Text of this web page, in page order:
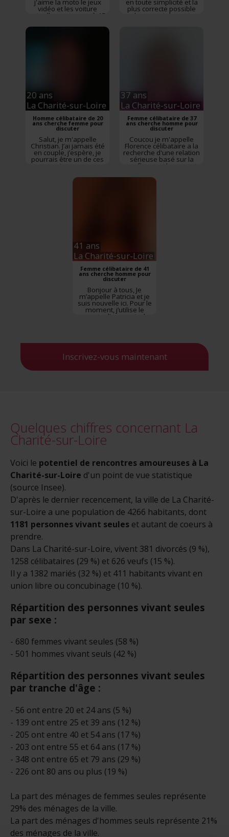
j'aime la moto le jeux
vidéo et les voiture
actuellement g une à 45
en toute simplicité et la
plus correcte possible
car le respect des autres
20 ans
La Charité-sur-Loire
Homme célibataire de 20
ans cherche femme pour
discuter
Salut, je m'appelle
Christian. J’ai jamais été
en couple, j’espère, je
pourrais être un de ces
jours
37 ans
La Charité-sur-Loire
Femme célibataire de 37
ans cherche homme pour
discuter
Coucou je m'appelle
Florence célibataire a la
recherche d'une relation
sérieuse basé sur la
confiance et le respect
41 ans
La Charité-sur-Loire
Femme célibataire de 41
ans cherche homme pour
discuter
Bonjour à tous, Je
m’appelle Patricia et je
suis nouvelle ici. Pour le
moment, j’utilise le
compte d’une amie, le
ordinateur. Elle me l’a
qu’elle a elle-même
trouvé l’homme de sa
vie ...
Inscrivez-vous maintenant
Quelques chiffres concernant La
Charité-sur-Loire
Voici le potentiel de rencontres amoureuses à La
Charité-sur-Loire d'un point de vue statistique
(source Insee).
D'après le dernier recencement, la ville de La Charité-
sur-Loire a une population de 4266 habitants, dont
1181 personnes vivant seules et autant de coeurs à
prendre.
Dans La Charité-sur-Loire, vivent 381 divorcés (9 %),
1258 célibataires (29 %) et 626 veufs (15 %).
Il y a 1382 mariés (32 %) et 411 habitants vivant en
union libre ou concubinage (10 %).
Répartition des personnes vivant seules
par sexe :
- 680 femmes vivant seules (58 %)
- 501 hommes vivant seuls (42 %)
Répartition des personnes vivant seules
par tranche d'âge :
- 56 ont entre 20 et 24 ans (5 %)
- 139 ont entre 25 et 39 ans (12 %)
- 205 ont entre 40 et 54 ans (17 %)
- 203 ont entre 55 et 64 ans (17 %)
- 348 ont entre 65 et 79 ans (29 %)
- 226 ont 80 ans ou plus (19 %)
La part des ménages de femmes seules représente
29% des ménages de la ville.
La part des ménages d'hommes seuls représente 21%
des ménages de la ville.